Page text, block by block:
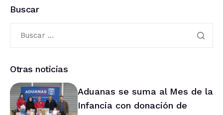
Buscar
Otras noticias
Aduanas se suma al Mes de la
Infancia con donación de